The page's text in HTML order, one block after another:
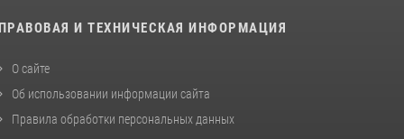
ПРАВОВАЯ И ТЕХНИЧЕСКАЯ ИНФОРМАЦИЯ
О сайте
Об использовании информации сайта
Правила обработки персональных данных